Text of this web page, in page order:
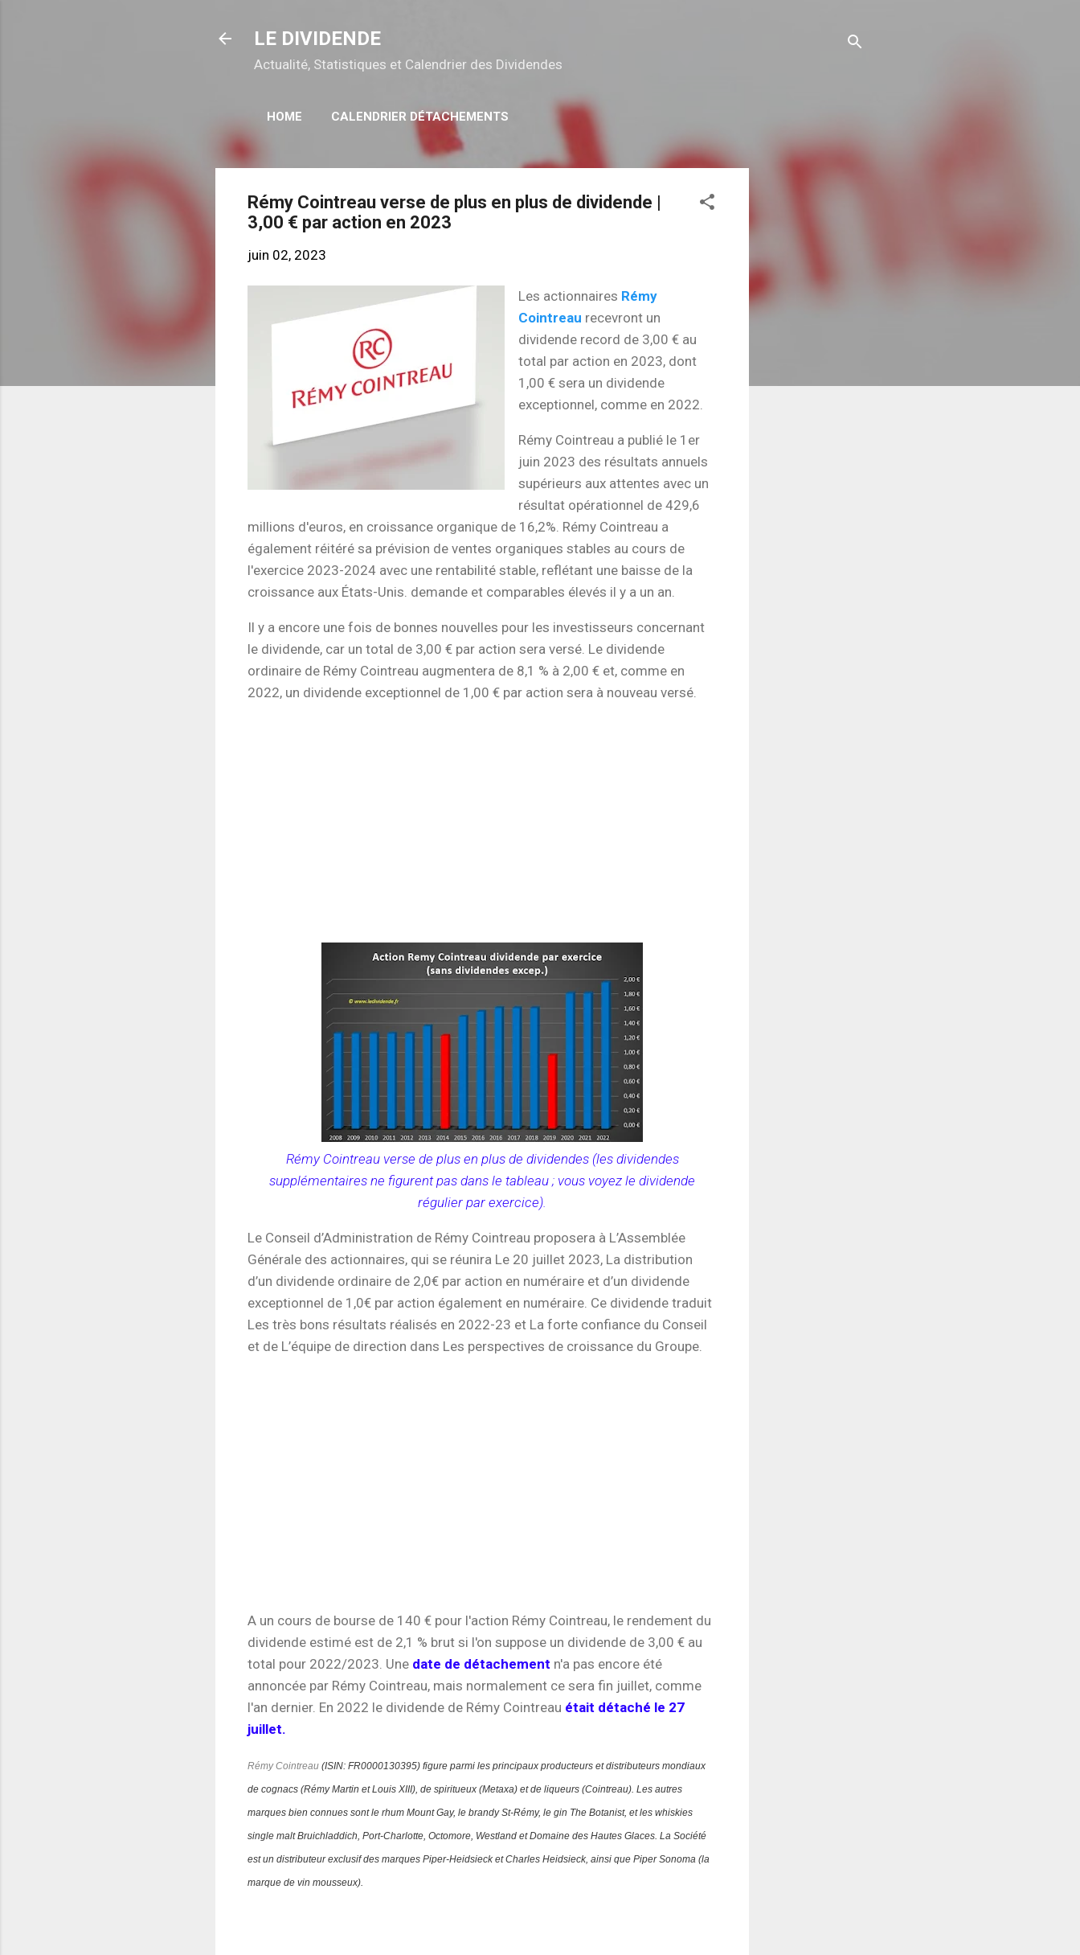
LE DIVIDENDE
Actualité, Statistiques et Calendrier des Dividendes
HOME CALENDRIER DÉTACHEMENTS
Rémy Cointreau verse de plus en plus de dividende |
3,00 € par action en 2023
juin 02, 2023
Les actionnaires Rémy
Cointreau recevront un
dividende record de 3,00 € au
total par action en 2023, dont
1,00 € sera un dividende
exceptionnel, comme en 2022.
Rémy Cointreau a publié le 1er
juin 2023 des résultats annuels
supérieurs aux attentes avec un
résultat opérationnel de 429,6
millions d'euros, en croissance organique de 16,2%. Rémy Cointreau a
également réitéré sa prévision de ventes organiques stables au cours de
l'exercice 2023-2024 avec une rentabilité stable, reflétant une baisse de la
croissance aux États-Unis. demande et comparables élevés il y a un an.
Il y a encore une fois de bonnes nouvelles pour les investisseurs concernant
le dividende, car un total de 3,00 € par action sera versé. Le dividende
ordinaire de Rémy Cointreau augmentera de 8,1 % à 2,00 € et, comme en
2022, un dividende exceptionnel de 1,00 € par action sera à nouveau versé.
Rémy Cointreau verse de plus en plus de dividendes (les dividendes
supplémentaires ne figurent pas dans le tableau ; vous voyez le dividende
régulier par exercice).
Le Conseil d’Administration de Rémy Cointreau proposera à L’Assemblée
Générale des actionnaires, qui se réunira Le 20 juillet 2023, La distribution
d’un dividende ordinaire de 2,0€ par action en numéraire et d’un dividende
exceptionnel de 1,0€ par action également en numéraire. Ce dividende traduit
Les très bons résultats réalisés en 2022-23 et La forte confiance du Conseil
et de L’équipe de direction dans Les perspectives de croissance du Groupe.
A un cours de bourse de 140 € pour l'action Rémy Cointreau, le rendement du
dividende estimé est de 2,1 % brut si l'on suppose un dividende de 3,00 € au
total pour 2022/2023. Une date de détachement n'a pas encore été
annoncée par Rémy Cointreau, mais normalement ce sera fin juillet, comme
l'an dernier. En 2022 le dividende de Rémy Cointreau était détaché le 27
juillet.
Rémy Cointreau (ISIN: FR0000130395) figure parmi les principaux producteurs et distributeurs mondiaux
de cognacs (Rémy Martin et Louis XIII), de spiritueux (Metaxa) et de liqueurs (Cointreau). Les autres
marques bien connues sont le rhum Mount Gay, le brandy St-Rémy, le gin The Botanist, et les whiskies
single malt Bruichladdich, Port-Charlotte, Octomore, Westland et Domaine des Hautes Glaces. La Société
est un distributeur exclusif des marques Piper-Heidsieck et Charles Heidsieck, ainsi que Piper Sonoma (la
marque de vin mousseux).